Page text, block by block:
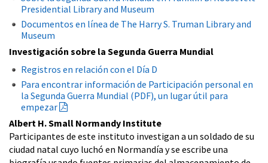
Presidential Library and Museum
Documentos en línea de The Harry S. Truman Library and
Museum
Investigación sobre la Segunda Guerra Mundial
Registros en relación con el Día D
Para encontrar información de Participación personal en
la Segunda Guerra Mundial (PDF), un lugar útil para
empezar
Albert H. Small Normandy Institute
Participantes de este instituto investigan a un soldado de su
ciudad natal cuyo luchó en Normandía y se escribe una